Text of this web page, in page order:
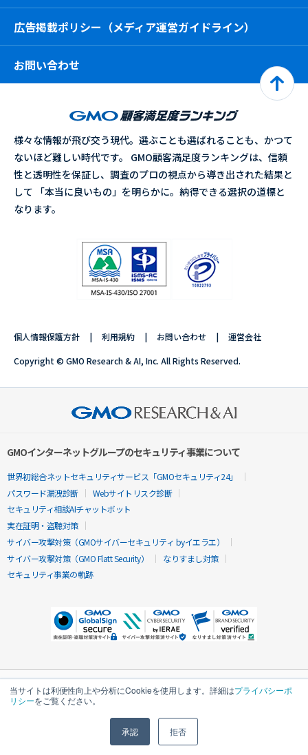
当サイトは利便性向上や分析にCookieを使用します。詳細はプライバシーポ
リシーをご覧ください。
承認 拒否
広告掲載ポリシー（メディア運営ガイドライン）
お問い合わせ
様々な情報が飛び交う現代。選ぶことも選ばれることも、かつて
ないほど難しい時代です。 GMO顧客満足度ランキングは、信頼
性と透明性を保証し、調査のプロの視点から導き出された結果と
して 「本当に良いもの」を明らかに。納得できる選択の道標と
なります。
個人情報保護方針 利用規約 お問い合わせ 運営会社
Copyright © GMO Research & AI, Inc. All Rights Reserved.
GMOインターネットグループのセキュリティ事業について
世界初総合ネットセキュリティサービス「GMOセキュリティ24」
パスワード漏洩診断
Webサイトリスク診断
セキュリティ相談AIチャットボット
実在証明・盗聴対策
サイバー攻撃対策（GMOサイバーセキュリティ byイエラエ）
サイバー攻撃対策（GMO Flatt Security）
なりすまし対策
セキュリティ事業の軌跡